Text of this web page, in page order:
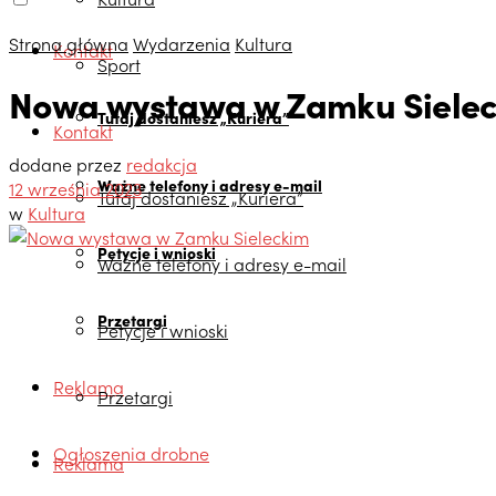
Kontakt
Tutaj dostaniesz „Kuriera”
Ważne telefony i adresy e-mail
Petycje i wnioski
Przetargi
Reklama
Ogłoszenia drobne
Sport
Kontakt
Tutaj dostaniesz „Kuriera”
Ważne telefony i adresy e-mail
Petycje i wnioski
Przetargi
Reklama
Strona główna Wydarzenia Kultura
Nowa wystawa w Zamku
dodane przez redakcja
12 września 2023
w Kultura